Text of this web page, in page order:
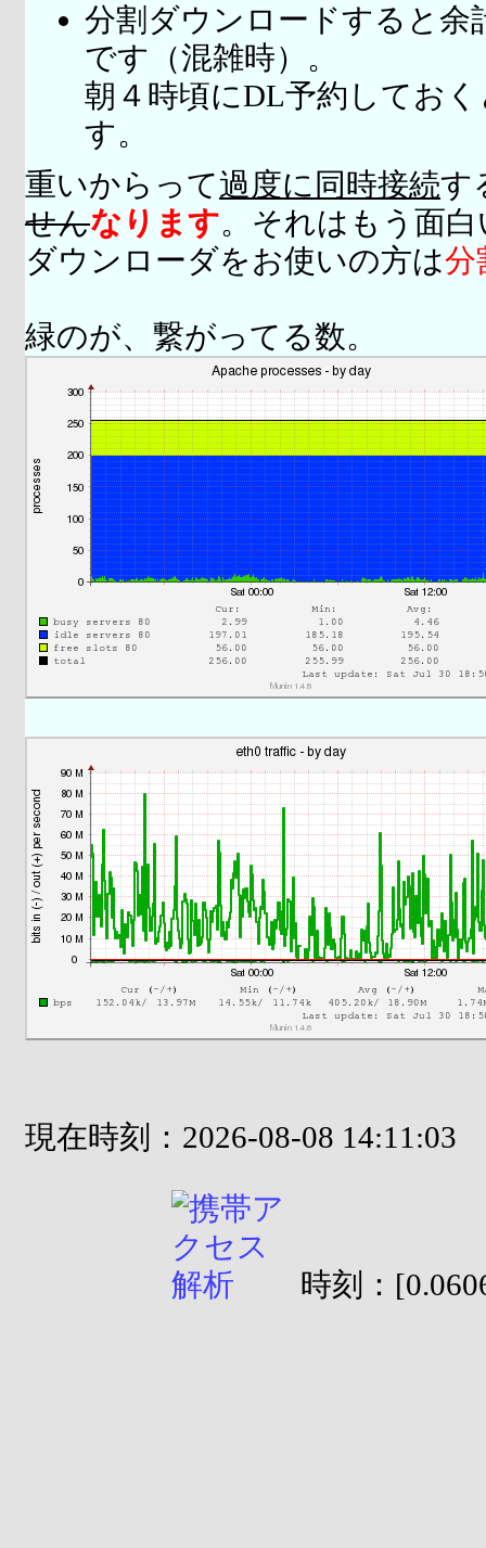
分割ダウンロードすると余
です（混雑時）。
朝４時頃にDL予約してお
す。
重いからって過度に同時接続す
せんなります。それはもう面
ダウンローダをお使いの方は分
緑のが、繋がってる数。
現在時刻：2026-08-08 14:11:03
時刻：